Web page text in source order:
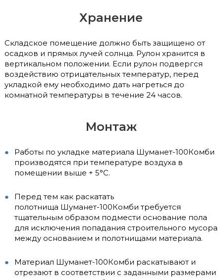
Хранение
Складское помещение должно быть защищено от
осадков и прямых лучей солнца. Рулон хранится в
вертикальном положении. Если рулон подвергся
воздействию отрицательных температур, перед
укладкой ему необходимо дать нагреться до
комнатной температуры в течение 24 часов.
Монтаж
Работы по укладке материала Шуманет-100Комби
производятся при температуре воздуха в
помещении выше + 5°С.
Перед тем как раскатать
полотнища Шуманет-100Комби требуется
тщательным образом подмести основание пола
для исключения попадания строительного мусора
между основанием и полотнищами материала.
Материал Шуманет-100Комби раскатывают и
отрезают в соответствии с заданными размерами